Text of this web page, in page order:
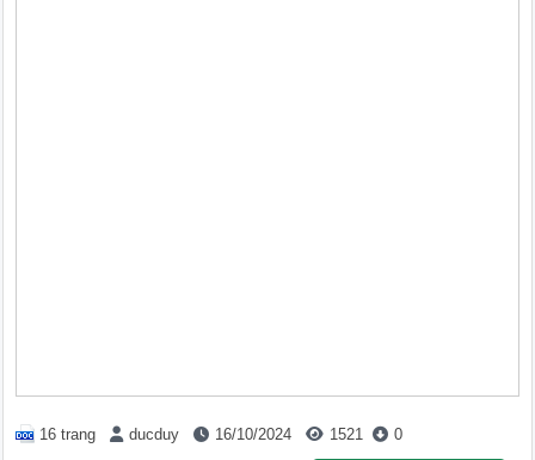
16 trang ducduy 16/10/2024 1521 0